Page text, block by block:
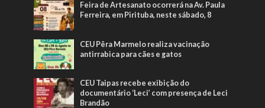
Feira de Artesanato ocorrerá na Av. Paula
Ferreira, em Pirituba, neste sábado, 8
CEU Pêra Marmelo realiza vacinação
antirrabica para cães e gatos
CEU Taipas recebe exibição do
documentário ‘Leci’ com presença de Leci
Brandão